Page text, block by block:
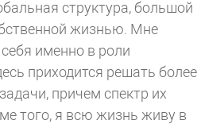
структура, большой
жизнью. Мне
именно в роли
приходится решать более
причем спектр их
того, я всю жизнь живу в